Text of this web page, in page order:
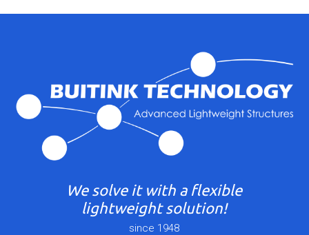
We solve it with a flexible
lightweight solution!
since 1948